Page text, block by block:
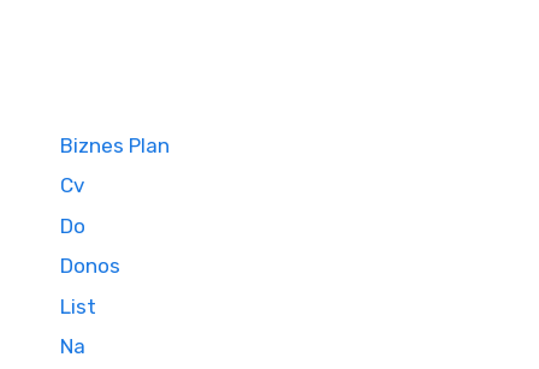
Biznes Plan
Cv
Do
Donos
List
Na